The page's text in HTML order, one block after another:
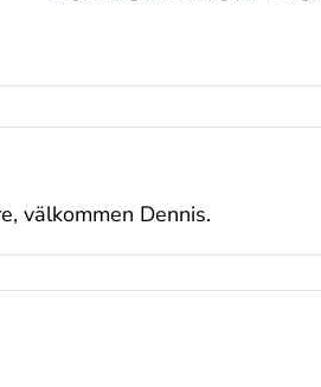
välkommen Dennis.